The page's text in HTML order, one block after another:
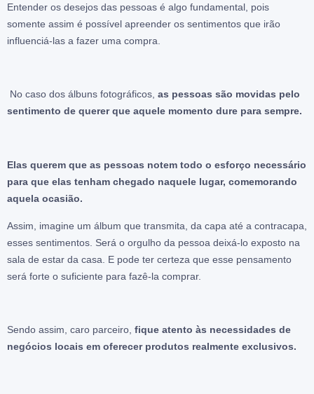
Entender os desejos das pessoas é algo fundamental, pois
somente assim é possível apreender os sentimentos que irão
influenciá-las a fazer uma compra.
No caso dos álbuns fotográficos, as pessoas são movidas pelo
sentimento de querer que aquele momento dure para sempre.
Elas querem que as pessoas notem todo o esforço necessário
para que elas tenham chegado naquele lugar, comemorando
aquela ocasião.
Assim, imagine um álbum que transmita, da capa até a contracapa,
esses sentimentos. Será o orgulho da pessoa deixá-lo exposto na
sala de estar da casa. E pode ter certeza que esse pensamento
será forte o suficiente para fazê-la comprar.
Sendo assim, caro parceiro, fique atento às necessidades de
negócios locais em oferecer produtos realmente exclusivos.